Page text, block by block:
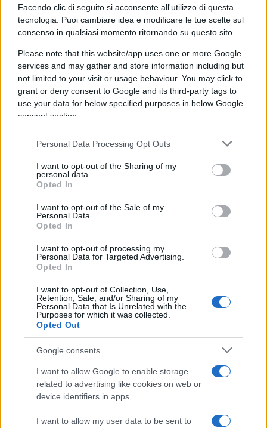
Facendo clic di seguito si acconsente all'utilizzo di questa
tecnologia. Puoi cambiare idea e modificare le tue scelte sul
consenso in qualsiasi momento ritornando su questo sito
Please note that this website/app uses one or more Google
services and may gather and store information including but
not limited to your visit or usage behaviour. You may click to
grant or deny consent to Google and its third-party tags to
use your data for below specified purposes in below Google
consent section.
Personal Data Processing Opt Outs
I want to opt-out of the Sharing of my
personal data.
Opted In
I want to opt-out of the Sale of my
Personal Data.
Opted In
I want to opt-out of processing my
Personal Data for Targeted Advertising.
Opted In
I want to opt-out of Collection, Use,
Retention, Sale, and/or Sharing of my
Personal Data that Is Unrelated with the
Purposes for which it was collected.
Opted Out
Google consents
I want to allow Google to enable storage
related to advertising like cookies on web or
device identifiers in apps.
I want to allow my user data to be sent to
Cosa prevarrà nella nuova amministrazione
Trump, lo spirito con la quale è nata, chenon è
più il populismo delle originima un autentico
desiderio sviluppato nelle menti degli americani
di salvare la patria dalle influenze esterne, o gli
interessi dei suoi pigmalioni? Non assistiamo alla
nascita di una tecno-destra come è stato scritto
sinistra.Il tech vive di sé stesso ed In sé stesso
Tutt’al più può essere piegato al volere di un
potere o di un’altro.
Si tratta davvero forse di un ritorno del potere
pubblico sul privato in modo ideologico,
preponderante e, forse, violento.
La fine del secolo dell’accelerazione tecnologica, o
quantomeno un suo inceppamento. Una frattura
nella storia mai terminata come sbagliò
Fukuyama. Esattamente ciò che vorrebbero i
bannoniani dell’alt-right. O almeno i più eruditi di
loro (pochi invero). Staremo a vedere.
Francesco Teodori, 10 gennaio 2025